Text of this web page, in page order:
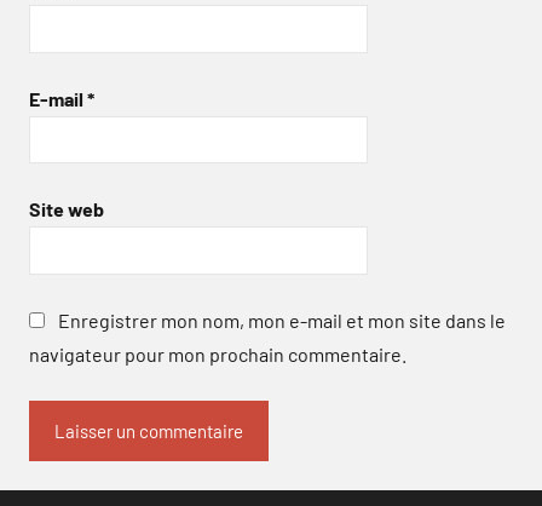
E-mail *
Site web
Enregistrer mon nom, mon e-mail et mon site dans le
navigateur pour mon prochain commentaire.